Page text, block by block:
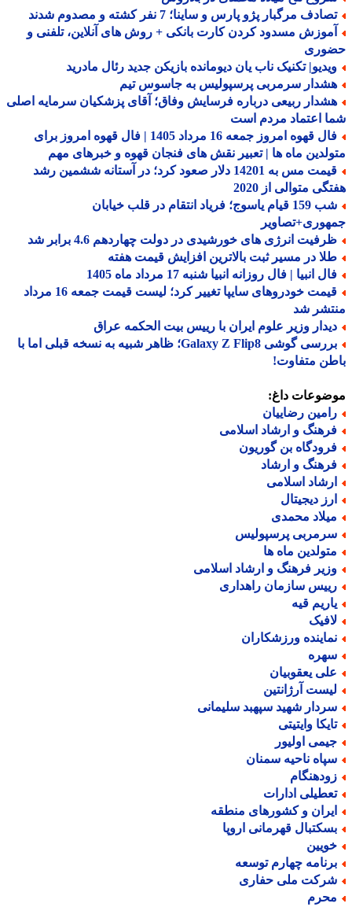
مرگبار پژو پارس و ساینا؛ 7 نفر کشته و مصدوم شدند
مسدود کردن کارت بانکی + روش های آنلاین، تلفنی و
تکنیک ناب یان دیومانده بازیکن جدید رئال مادرید
سرمربی پرسپولیس به جاسوس تیم
ربیعی درباره فرسایش وفاق؛ آقای پزشکیان سرمایه اصلی
اعتماد مردم است
فال قهوه امروز جمعه 16 مرداد 1405 | فال قهوه امروز برای
ماه ها | تعبیر نقش های فنجان قهوه و خبرهای مهم
قیمت مس به 14201 دلار صعود کرد؛ در آستانه ششمین رشد
متوالی از 2020
شب 159 قیام یاسوج؛ فریاد انتقام در قلب خیابان
انرژی های خورشیدی در دولت چهاردهم 4.6 برابر شد
در مسیر ثبت بالاترین افزایش قیمت هفته
انبیا | فال روزانه انبیا شنبه 17 مرداد ماه 1405
قیمت خودروهای سایپا تغییر کرد؛ لیست قیمت جمعه 16 مرداد
شد
وزیر علوم ایران با رییس بیت الحکمه عراق
بررسی گوشی Galaxy Z Flip8؛ ظاهر شبیه به نسخه قبلی اما با
متفاوت!
داغ:
رضاییان
و ارشاد اسلامی
بن گوریون
و ارشاد
اسلامی
دیجیتال
محمدی
پرسپولیس
ماه ها
فرهنگ و ارشاد اسلامی
سازمان راهداری
قیه
ورزشکاران
یعقوبیان
آرژانتین
شهید سپهبد سلیمانی
وایتیتی
اولیور
ناحیه سمنان
ادارات
و کشورهای منطقه
قهرمانی اروپا
چهارم توسعه
ملی حفاری